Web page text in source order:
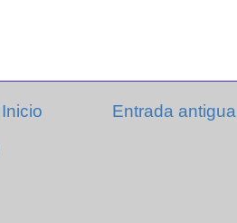
Entrada antigua
Inicio